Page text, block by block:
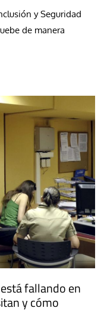
y Seguridad
de manera
fallando en
y cómo